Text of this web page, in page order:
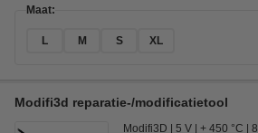
Maat:
L M S XL
Modifi3d reparatie-/modificatietool
Modifi3D 5 V + 450 °C